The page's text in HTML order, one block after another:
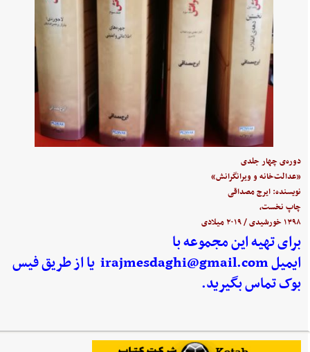
دوره‌ی چهار جلدی
«عدالت‌خانه و ویرانگرانش»
نویسنده: ایرج مصداقی
چاپ نخست،
۱۳۹۸ خورشیدی / ۲۰۱۹ میلادی
برای تهیه این مجموعه با
ایمیلirajmesdaghi@gmail.com یا از طریق فیس
بوک تماس بگیرید.